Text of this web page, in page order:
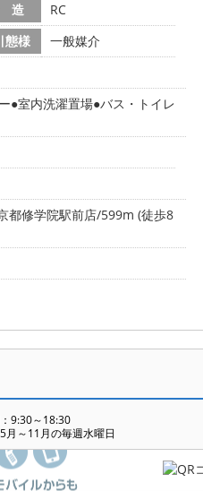
造
RC
態様
一般媒介
室内洗濯置場 バス・トイレ
都修学院駅前店/599m (徒歩8
9:30～18:30
月～11月の毎週水曜日